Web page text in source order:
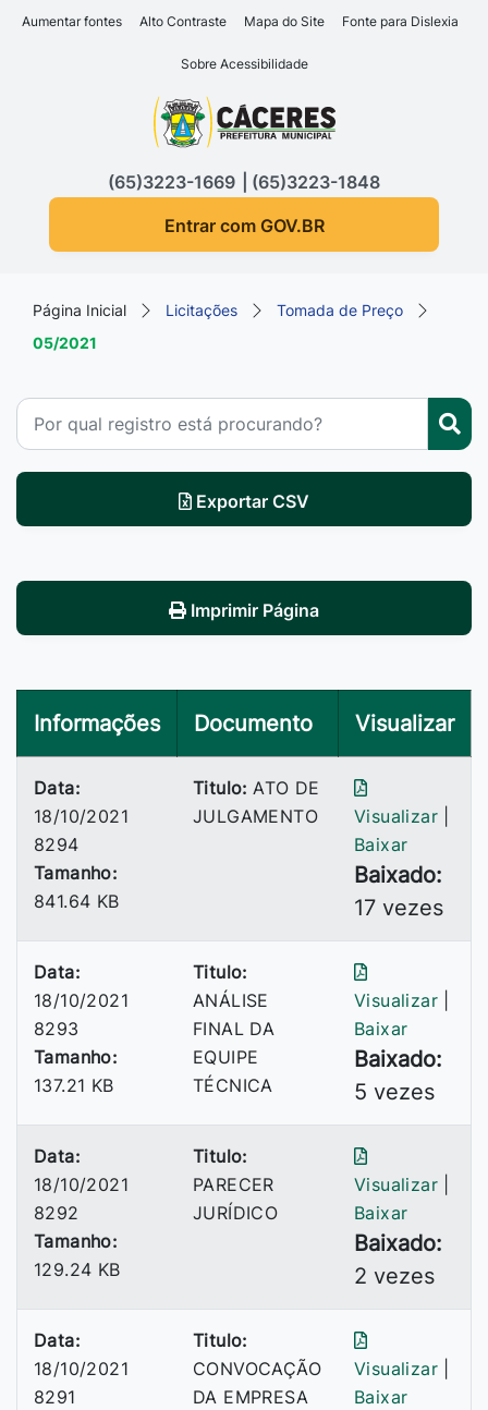
Seção de atalhos e links
Ir para o conteúdo [alt+1]
Ir para o rodapé [alt+4]
Aumentar fontes Alto Contraste Mapa do Site Fonte para Dislexia
Sobre Acessibilidade
Seção do menu principal
(65)3223-1669
(65)3223-1848
Entrar com GOV.BR
Página Inicial Licitações
Tomada de Preço
05/2021
Exportar CSV
Imprimir Página
Informações Documento Visualizar
Data:
18/10/2021
8294
Tamanho:
841.64 KB
Titulo: ATO DE
JULGAMENTO
Visualizar
Baixar
Baixado:
17 vezes
Data:
18/10/2021
8293
Tamanho:
137.21 KB
Titulo:
ANÁLISE
FINAL DA
EQUIPE
TÉCNICA
Visualizar
Baixar
Baixado:
5 vezes
Data:
18/10/2021
8292
Tamanho:
129.24 KB
Titulo:
PARECER
JURÍDICO
Visualizar
Baixar
Baixado:
2 vezes
Data:
18/10/2021
8291
Titulo:
CONVOCAÇÃO
DA EMPRESA
Visualizar
Baixar